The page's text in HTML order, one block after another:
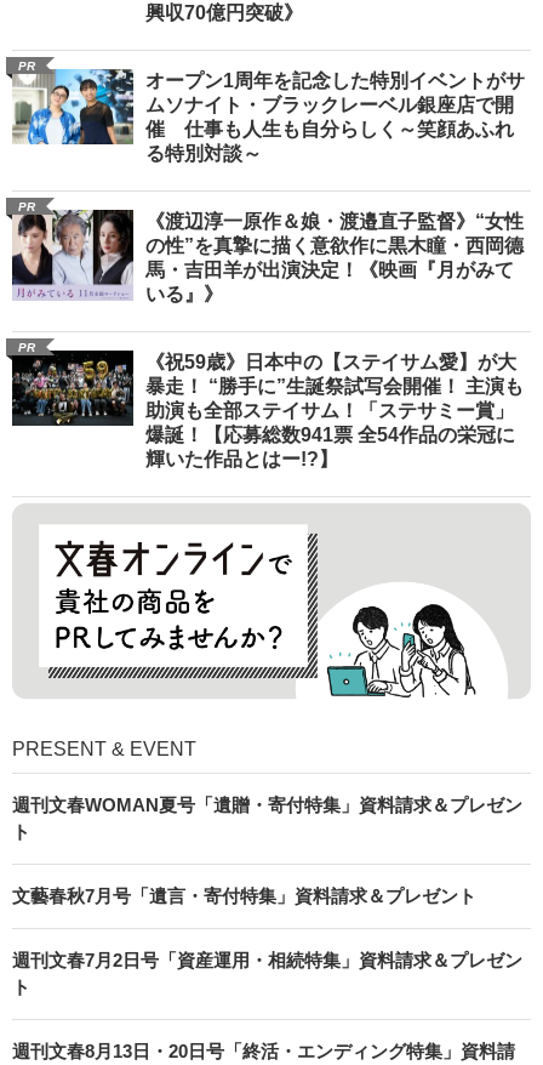
興収70億円突破》
PR
オープン1周年を記念した特別イベントがサ
ムソナイト・ブラックレーベル銀座店で開
催 仕事も人生も自分らしく～笑顔あふれ
る特別対談～
PR
《渡辺淳一原作＆娘・渡邉直子監督》“女性
の性”を真摯に描く意欲作に黒木瞳・西岡德
馬・吉田羊が出演決定！《映画『月がみて
いる』》
PR
《祝59歳》日本中の【ステイサム愛】が大
暴走！ “勝手に”生誕祭試写会開催！ 主演も
助演も全部ステイサム！「ステサミー賞」
爆誕！【応募総数941票 全54作品の栄冠に
輝いた作品とはー!?】
PRESENT & EVENT
週刊文春WOMAN夏号「遺贈・寄付特集」資料請求＆プレゼン
ト
文藝春秋7月号「遺言・寄付特集」資料請求＆プレゼント
週刊文春7月2日号「資産運用・相続特集」資料請求＆プレゼン
ト
週刊文春8月13日・20日号「終活・エンディング特集」資料請